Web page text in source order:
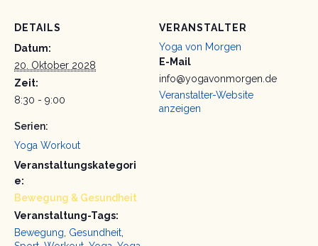
DETAILS
Datum:
20. Oktober 2028
Zeit:
8:30 - 9:00
Serien:
Yoga Workout
Veranstaltungskategori
e:
Bewegung & Gesundheit
Veranstaltung-Tags:
Bewegung, Gesundheit,
VERANSTALTER
Yoga von Morgen
E-Mail
info@yogavonmorgen.de
Veranstalter-Website
anzeigen